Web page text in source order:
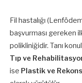
Fil hastalığı
başvurması gereken
polikliniğidir. Tanı
Tıp ve
ise Plastik ve